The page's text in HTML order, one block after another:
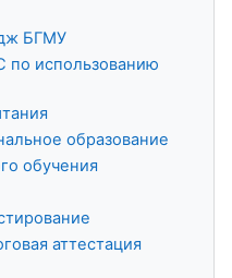
БГМУ
по использованию
образование
обучения
аттестация